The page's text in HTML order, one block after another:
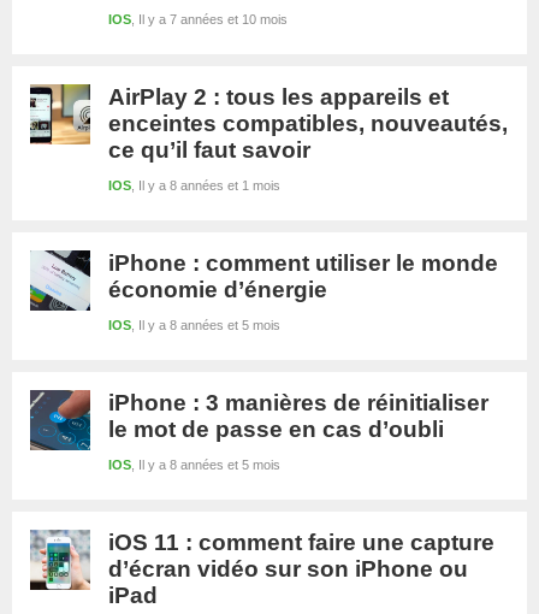
Il y a 7 années et 10 mois
IOS
AirPlay 2 : tous les appareils et
enceintes compatibles, nouveautés,
ce qu’il faut savoir
Il y a 8 années et 1 mois
IOS
iPhone : comment utiliser le monde
économie d’énergie
Il y a 8 années et 5 mois
IOS
iPhone : 3 manières de réinitialiser
le mot de passe en cas d’oubli
Il y a 8 années et 5 mois
IOS
iOS 11 : comment faire une capture
d’écran vidéo sur son iPhone ou
iPad